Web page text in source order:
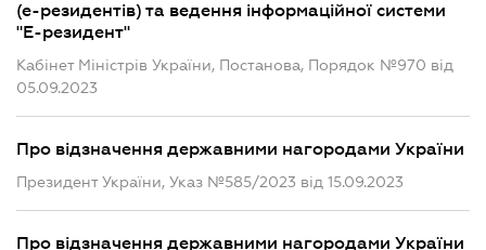
(е-резидентів) та ведення інформаційної системи
"Е-резидент"
Кабінет Міністрів України, Постанова, Порядок №970 від
05.09.2023
Про відзначення державними нагородами України
Президент України, Указ №585/2023 від 15.09.2023
Про відзначення державними нагородами України